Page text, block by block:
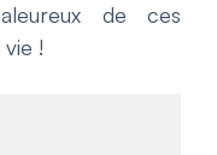
de ces
!